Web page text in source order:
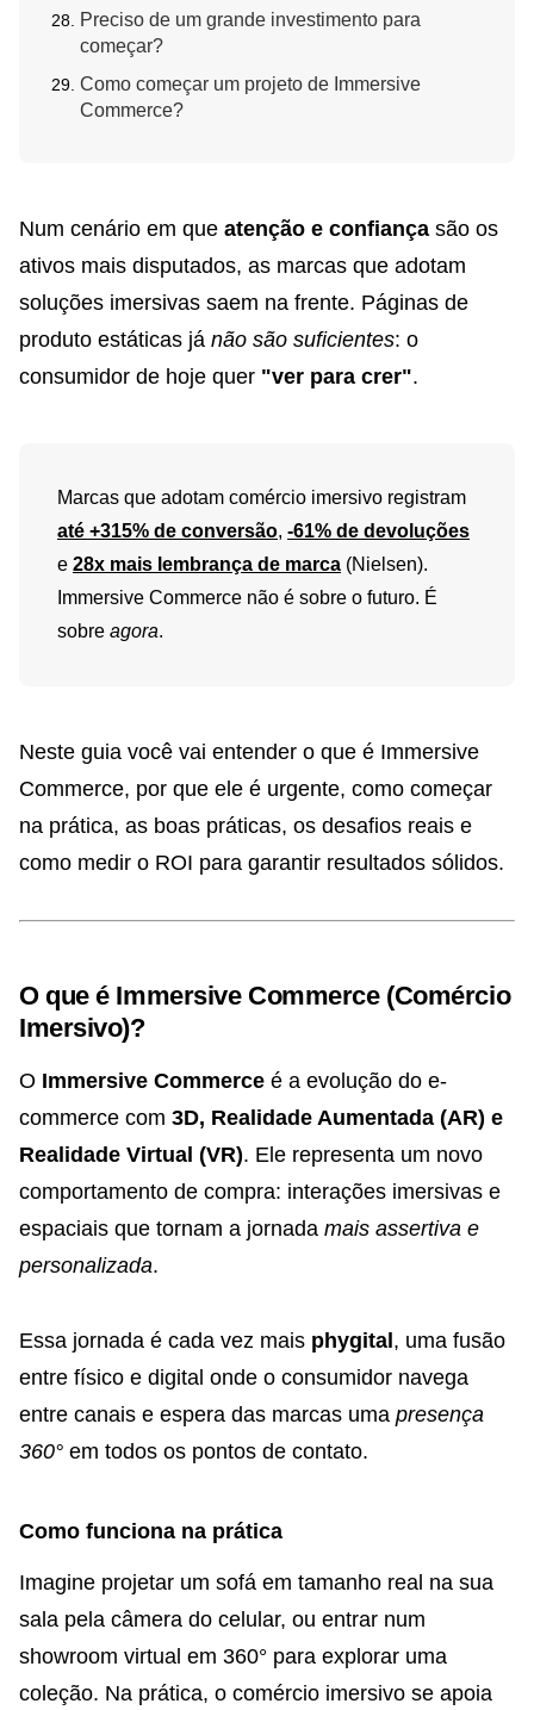
Preciso de um grande investimento para
começar?
Como começar um projeto de Immersive
Commerce?
Num cenário em que atenção e confiança são os
ativos mais disputados, as marcas que adotam
soluções imersivas saem na frente. Páginas de
produto estáticas já não são suficientes: o
consumidor de hoje quer "ver para crer".
Marcas que adotam comércio imersivo registram
até +315% de conversão, -61% de devoluções
e 28x mais lembrança de marca (Nielsen).
Immersive Commerce não é sobre o futuro. É
sobre agora.
Neste guia você vai entender o que é Immersive
Commerce, por que ele é urgente, como começar
na prática, as boas práticas, os desafios reais e
como medir o ROI para garantir resultados sólidos.
O que é Immersive Commerce (Comércio
Imersivo)?
O Immersive Commerce é a evolução do e-
commerce com 3D, Realidade Aumentada (AR) e
Realidade Virtual (VR). Ele representa um novo
comportamento de compra: interações imersivas e
espaciais que tornam a jornada mais assertiva e
personalizada.
Essa jornada é cada vez mais phygital , uma fusão
entre físico e digital onde o consumidor navega
entre canais e espera das marcas uma presença
360° em todos os pontos de contato.
Como funciona na prática
Imagine projetar um sofá em tamanho real na sua
sala pela câmera do celular, ou entrar num
showroom virtual em 360° para explorar uma
coleção. Na prática, o comércio imersivo se apoia